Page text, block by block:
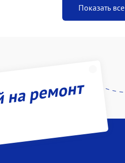
Показать
ремонт